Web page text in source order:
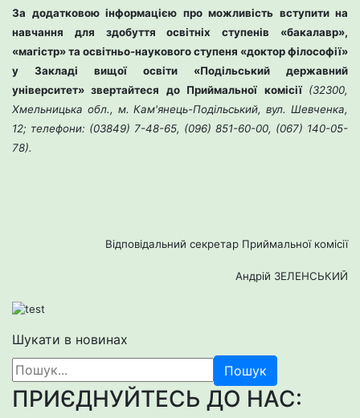
За додатковою інформацією про можливість вступити на
навчання для здобуття освітніх ступенів «бакалавр»,
«магістр» та освітньо-наукового ступеня «доктор філософії»
у Закладі вищої освіти «Подільський державний
університет» звертайтеся до Приймальної комісії (32300,
Хмельницька обл., м. Кам'янець-Подільський, вул. Шевченка,
12; телефони: (03849) 7-48-65, (096) 851-60-00, (067) 140-05-
78).
Відповідальний секретар Приймальної комісії
Андрій ЗЕЛЕНСЬКИЙ
Шукати в новинах
Пошук
ПРИЄДНУЙТЕСЬ ДО НАС: